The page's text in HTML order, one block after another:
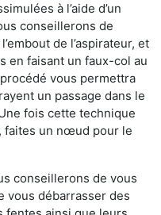
à l’aide d’un
conseillerons de
de l’aspirateur, et
en faisant un faux-col au
vous permettra
un passage dans le
fois cette technique
faites un nœud pour le
conseillerons de vous
vous débarrasser des